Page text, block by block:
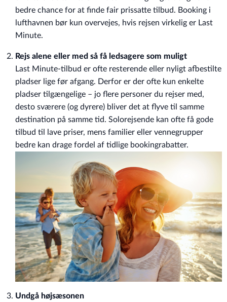
bedre chance for at finde fair prissatte tilbud. Booking i
lufthavnen bør kun overvejes, hvis rejsen virkelig er Last
Minute.
Rejs alene eller med så få ledsagere som muligt
Last Minute-tilbud er ofte resterende eller nyligt afbestilte
pladser lige før afgang. Derfor er der ofte kun enkelte
pladser tilgængelige – jo flere personer du rejser med,
desto sværere (og dyrere) bliver det at flyve til samme
destination på samme tid. Solorejsende kan ofte få gode
tilbud til lave priser, mens familier eller vennegrupper
bedre kan drage fordel af tidlige bookingrabatter.
Undgå højsæsonen